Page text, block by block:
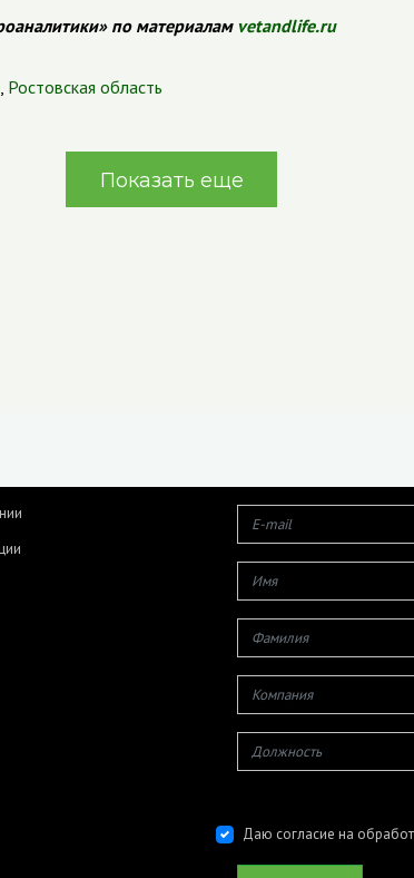
по материалам vetandlife.ru
, Ростовская область
Показать еще
Даю согласие на